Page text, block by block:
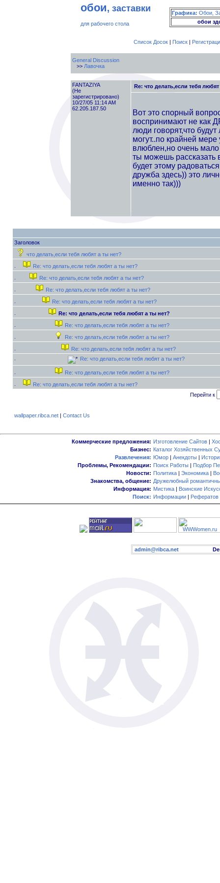
обои, заставки
для рабочего стола
Графика: Обои,
обои
Список Досок| Поиск|
General Discussion
>> Лавочка
FANTAZIYA
(Не
зарегистрировано)
10/27/05 11:14 AM
62.205.187.50
Re: что делать,если тебя
Вот это спорный
воспринимают не как
люди говорят,что
могут..по крайней
влюблен,но очень мало
ты можешь рассказать
будет этому
дружба здесь)) это
именно так)))
Заголовок
что делать,если тебя любят а ты нет?
Re: что делать,если тебя любят а ты нет?
Re: что делать,если тебя любят а ты нет?
Re: что делать,если тебя любят а ты нет?
Re: что делать,если тебя любят а ты нет?
Re: что делать,если тебя любят а ты нет?
Re: что делать,если тебя любят а ты нет?
Re: что делать,если тебя любят а ты нет?
Re: что делать,если тебя любят а ты нет?
Re: что делать,если тебя любят а ты нет?
Re: что делать,если тебя любят а ты нет?
Re: что делать,если тебя любят а ты нет?
Перейти к
wallpaper.ribca.net| Contact Us
Коммерческие предложения: Изготовление Сайтов |
Бизнес: Каталог Хозяйственных
Развлечения: Юмор | Анекдоты |
Проблемы, Рекомендации: Поиск Работы | Подбор
Новости: Политика | Экономика |
Знакомства, общение: Дружелюбный
Информация: Мистика | Воинские
Поиск: Информации | Рефератов
admin@ribca.net